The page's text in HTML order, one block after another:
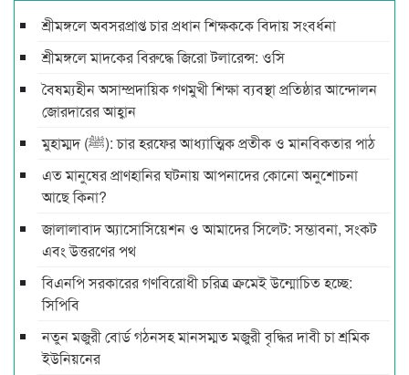
শ্রীমঙ্গলে অবসরপ্রাপ্ত চার প্রধান শিক্ষককে বিদায় সংবর্ধনা
শ্রীমঙ্গলে মাদকের বিরুদ্ধে জিরো টলারেন্স: ওসি
বৈষম্যহীন অসাম্প্রদায়িক গণমুখী শিক্ষা ব্যবস্থা প্রতিষ্ঠার আন্দোলন
জোরদারের আহ্বান
মুহাম্মদ (ﷺ): চার হরফের আধ্যাত্মিক প্রতীক ও মানবিকতার পাঠ
এত মানুষের প্রাণহানির ঘটনায় আপনাদের কোনো অনুশোচনা
আছে কিনা?
জালালাবাদ অ্যাসোসিয়েশন ও আমাদের সিলেট: সম্ভাবনা, সংকট
এবং উত্তরণের পথ
বিএনপি সরকারের গণবিরোধী চরিত্র ক্রমেই উন্মোচিত হচ্ছে:
সিপিবি
নতুন মজুরী বোর্ড গঠনসহ মানসম্মত মজুরী বৃদ্ধির দাবী চা শ্রমিক
ইউনিয়নের